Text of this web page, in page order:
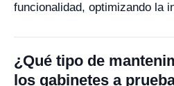
funcionalidad, optimizando la
¿Qué tipo de
los gabinetes a